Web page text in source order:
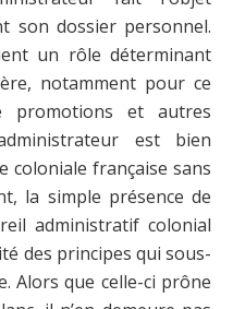
son dossier personnel.
un rôle déterminant
notamment pour ce
promotions et autres
est bien
coloniale française sans
la simple présence de
administratif colonial
des principes qui sous-
Alors que celle-ci prône